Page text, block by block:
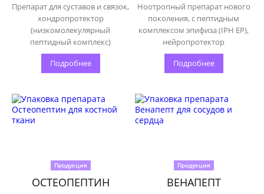
Препарат для суставов и связок,
хондропротектор
(низкомолекулярный
пептидный комплекс)
Подробнее
Ноотропный препарат нового
поколения, с пептидным
комплексом эпифиза (IPH EP),
нейропротектор
Подробнее
Продукция
ОСТЕОПЕПТИН
Продукция
ВЕНАПЕПТ